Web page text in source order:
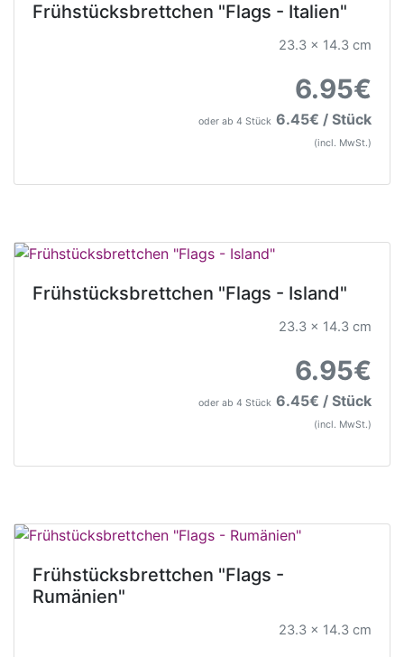
Frühstücksbrettchen "Flags - Italien"
23.3 x 14.3 cm
6.95€
oder ab 4 Stück 6.45€ / Stück
(incl. MwSt.)
Frühstücksbrettchen "Flags - Island"
23.3 x 14.3 cm
6.95€
oder ab 4 Stück 6.45€ / Stück
(incl. MwSt.)
Frühstücksbrettchen "Flags -
Rumänien"
23.3 x 14.3 cm